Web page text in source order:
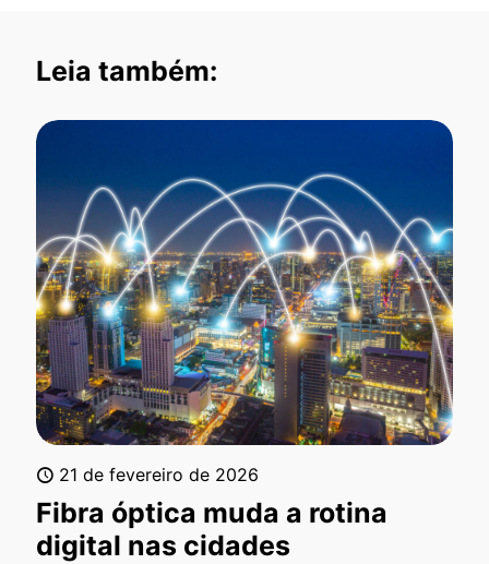
Leia também:
21 de fevereiro de 2026
Fibra óptica muda a rotina
digital nas cidades